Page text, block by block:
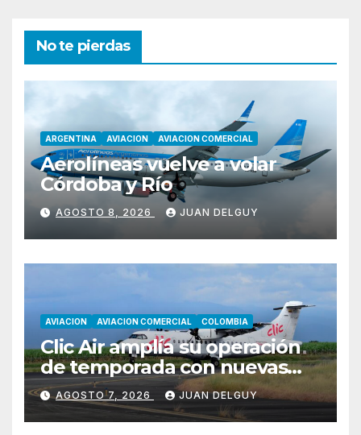
No te pierdas
ARGENTINA AVIACION AVIACION COMERCIAL
Aerolíneas vuelve a volar
Córdoba y Río
AGOSTO 8, 2026 JUAN DELGUY
AVIACION AVIACION COMERCIAL COLOMBIA
Clic Air amplía su operación
de temporada con nuevas
rutas hacia Cartagena y Tolú
AGOSTO 7, 2026 JUAN DELGUY